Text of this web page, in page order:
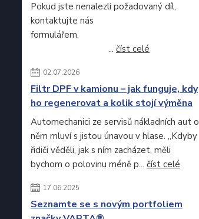
Pokud jste nenalezli požadovaný díl,
kontaktujte nás
formulářem,
... číst celé
02.07.2026
Filtr DPF v kamionu – jak funguje, kdy
ho regenerovat a kolik stojí výměna
Automechanici ze servisů nákladních aut o
něm mluví s jistou únavou v hlase. „Kdyby
řidiči věděli, jak s ním zacházet, měli
bychom o polovinu méně p... číst celé
17.06.2025
Seznamte se s novým portfoliem